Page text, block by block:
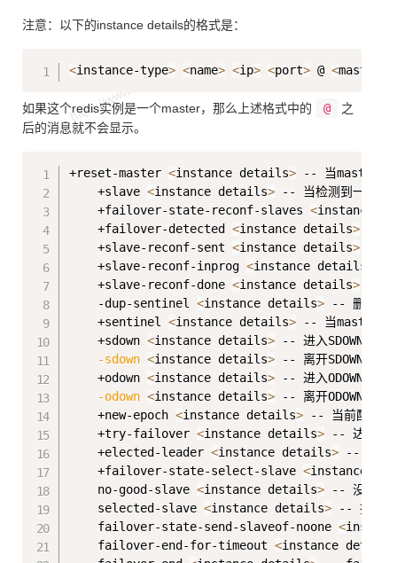
注意：以下的instance details的格式是：
<instance-type> <name> <ip> <port> @ <master-
如果这个redis实例是一个master，那么上述格式中的 @
之
后的消息就不会显示。
+reset-master <instance details> -- 当master被
    +slave
<instance details> -- 当检测到一个
    +failover-state-reconf-slaves
<instance
    +failover-detected
<instance details>
    +slave-reconf-sent
<instance details>
    +slave-reconf-inprog
<instance details
    +slave-reconf-done
<instance details>
    -dup-sentinel
<instance details> -- 删除指
    +sentinel
<instance details> -- 当master增
    +sdown
<instance details> -- 进入SDOWN状态
-sdown <instance details> -- 离开SDOWN状态
    +odown
<instance details> -- 进入ODOWN状态
-odown <instance details> -- 离开ODOWN状态
    +new-epoch
<instance details> -- 当前配置版
    +try-failover
<instance details> -- 达到
    +elected-leader
<instance details> -- 被选
    +failover-state-select-slave
<instance
    no-good-slave
<instance details> -- 没有合
    selected-slave
<instance details> -- 找到了
    failover-state-send-slaveof-noone
<
    failover-end-for-timeout
<instance details
Copy